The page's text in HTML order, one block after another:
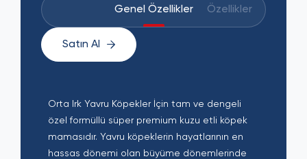
Genel Özellikler Özellikler
Satın Al
Orta Irk Yavru Köpekler İçin tam ve dengeli
özel formüllü süper premium kuzu etli köpek
mamasıdır. Yavru köpeklerin hayatlarının en
hassas dönemi olan büyüme dönemlerinde